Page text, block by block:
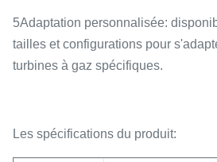
5Adaptation personnalisée:
tailles et configurations pour
turbines à gaz spécifiques.
Les spécifications du produit: